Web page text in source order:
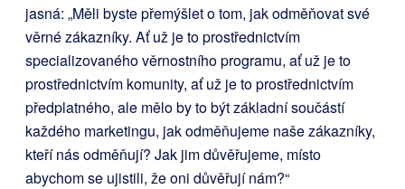
jasná: „Měli byste přemýšlet o tom, jak odměňovat své
věrné zákazníky. Ať už je to prostřednictvím
specializovaného věrnostního programu, ať už je to
prostřednictvím komunity, ať už je to prostřednictvím
předplatného, ale mělo by to být základní součástí
každého marketingu, jak odměňujeme naše zákazníky,
kteří nás odměňují? Jak jim důvěřujeme, místo
abychom se ujistili, že oni důvěřují nám?“